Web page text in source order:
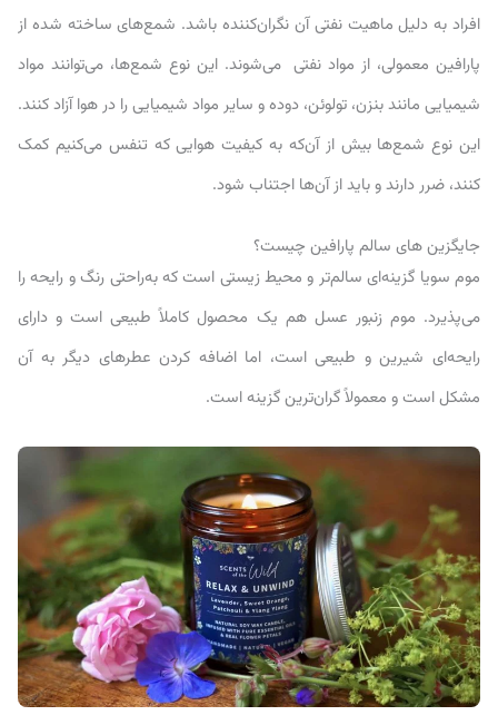
افراد به دلیل ماهیت نفتی آن نگران‌کننده باشد. شمع‌‌های ساخته شده از
پارافین معمولی، از مواد نفتی می‌شوند. این نوع شمع‌ها، می‌توانند مواد
شیمیایی مانند بنزن، تولوئن، دوده و سایر مواد شیمیایی را در هوا آزاد کنند.
این نوع شمع‌ها بیش از آن‌که به کیفیت هوایی که تنفس می‌کنیم کمک
کنند، ضرر دارند و باید از آن‌ها اجتناب شود.
جایگزین های سالم پارافین چیست؟
موم سویا گزینه‌ای سالم‌تر و محیط زیستی است که به‌راحتی رنگ و رایحه را
می‌پذیرد. موم زنبور عسل هم یک محصول کاملاً طبیعی است و دارای
رایحه‌ای شیرین و طبیعی است، اما اضافه کردن عطرهای دیگر به آن
مشکل است و معمولاً گران‌ترین گزینه است.